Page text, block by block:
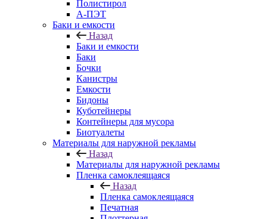
Полистирол
А-ПЭТ
Баки и емкости
Назад
Баки и емкости
Баки
Бочки
Канистры
Емкости
Бидоны
Куботейнеры
Контейнеры для мусора
Биотуалеты
Материалы для наружной рекламы
Назад
Материалы для наружной рекламы
Пленка самоклеящаяся
Назад
Пленка самоклеящаяся
Печатная